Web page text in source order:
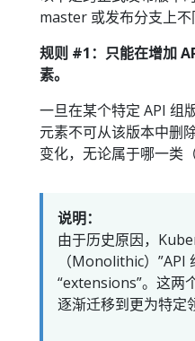
master 或发布分支上不
规则 #1：只能在增加
素。
一旦在某个特定 API 组
元素不可从该版本中删
变化，无论属于哪一类
说明：
由于历史原因，
（Monolithic）”API
“extensions”。这两
逐渐迁移到更为特定